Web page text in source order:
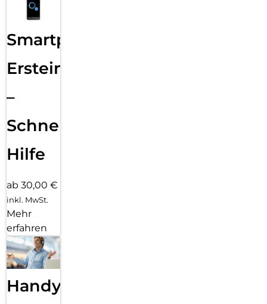
Smartphone
Ersteinrichtung
–
Schnelle
Hilfe
ab 30,00 €
inkl. MwSt.
Mehr
erfahren
Handy